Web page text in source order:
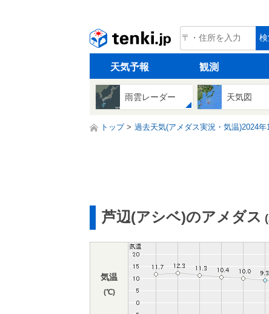
tenki.jp
天気予報 観測
雨雲レーダー 天気図
トップ 過去天気(アメダス実況・気温)2024年
芦辺(アシベ)のアメダス
気温
(℃)